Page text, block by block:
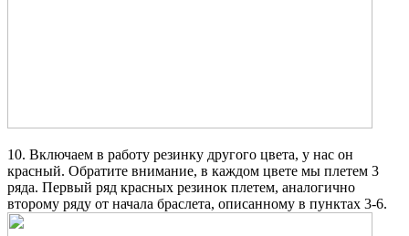
10. Включаем в работу резинку другого цвета, у нас он
красный. Обратите внимание, в каждом цвете мы плетем 3
ряда. Первый ряд красных резинок плетем, аналогично
второму ряду от начала браслета, описанному в пунктах 3-6.